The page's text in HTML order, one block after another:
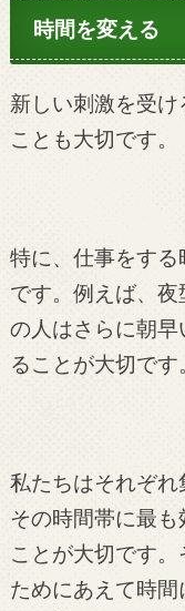
時間を変える
新しい刺激を受け
ことも大切です。
特に、仕事をす
です。例えば、
の人はさらに朝
ることが大切です
私たちはそれぞれ
その時間帯に最も
ことが大切です
ためにあえて時